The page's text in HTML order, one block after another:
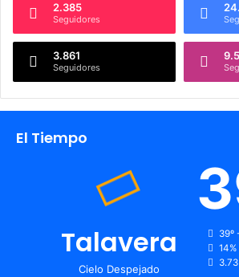
2.385
Seguidores
3.861
Seguidores
El Tiempo
Talavera
Cielo Despejado
39º
14%